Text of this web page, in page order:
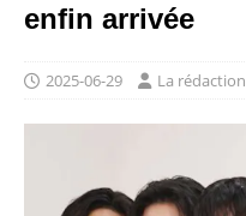
enfin arrivée
2025-06-29 La rédaction